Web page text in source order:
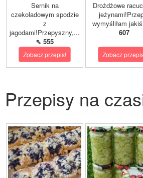
Sernik na
czekoladowym spodzie
z
jagodami!Przepyszny,...
⇖ 555
Zobacz przepis!
Drożdżowe
wymyśliłam
607
Zobacz
Przepisy na